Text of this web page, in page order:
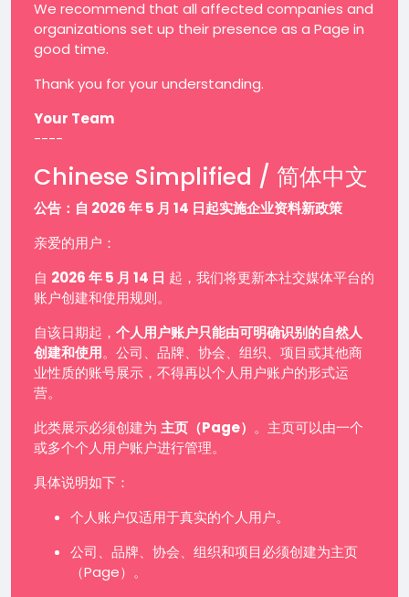
We recommend that all affected companies and
organizations set up their presence as a Page in
good time.
Thank you for your understanding.
Your Team
----
Chinese Simplified / 简体中文
公告：自 2026 年 5 月 14 日起实施企业资料新政策
亲爱的用户：
自 2026 年 5 月 14 日 起，我们将更新本社交媒体平台的
账户创建和使用规则。
自该日期起， 个人用户账户只能由可明确识别的自然人
创建和使用。公司、品牌、协会、组织、项目或其他商
业性质的账号展示，不得再以个人用户账户的形式运
营。
此类展示必须创建为 主页（Page） 。主页可以由一个
或多个个人用户账户进行管理。
具体说明如下：
个人账户仅适用于真实的个人用户。
公司、品牌、协会、组织和项目必须创建为主页
（Page）。